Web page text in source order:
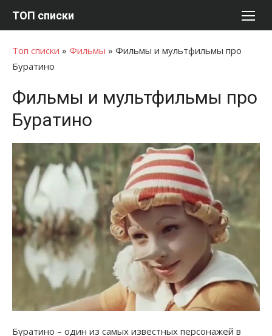
ТОП списки
Топ списки » Фильмы » Фильмы и мультфильмы про
Буратино
Фильмы и мультфильмы про
Буратино
Буратино – один из самых известных персонажей в